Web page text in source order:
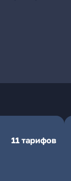
11 тарифов